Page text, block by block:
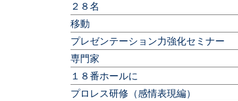
２８名
移動
プレゼンテーション力強化セミナー
専門家
１８番ホールに
プロレス研修（感情表現編）